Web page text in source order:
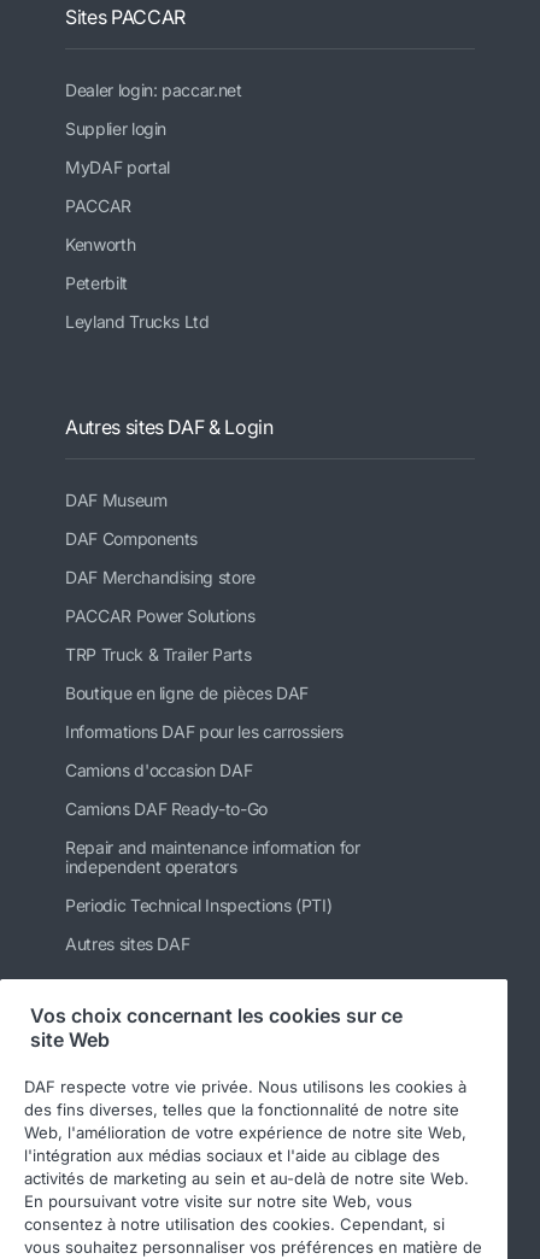
Sites PACCAR
Dealer login: paccar.net
Supplier login
MyDAF portal
PACCAR
Kenworth
Peterbilt
Leyland Trucks Ltd
Autres sites DAF & Login
DAF Museum
DAF Components
DAF Merchandising store
PACCAR Power Solutions
TRP Truck & Trailer Parts
Boutique en ligne de pièces DAF
Informations DAF pour les carrossiers
Camions d'occasion DAF
Camions DAF Ready-to-Go
Repair and maintenance information for
independent operators
Periodic Technical Inspections (PTI)
Autres sites DAF
Suivez-nous
Vos choix concernant les cookies sur ce
site Web
DAF respecte votre vie privée. Nous utilisons les cookies à
des fins diverses, telles que la fonctionnalité de notre site
Web, l'amélioration de votre expérience de notre site Web,
l'intégration aux médias sociaux et l'aide au ciblage des
activités de marketing au sein et au-delà de notre site Web.
En poursuivant votre visite sur notre site Web, vous
consentez à notre utilisation des cookies. Cependant, si
vous souhaitez personnaliser vos préférences en matière de